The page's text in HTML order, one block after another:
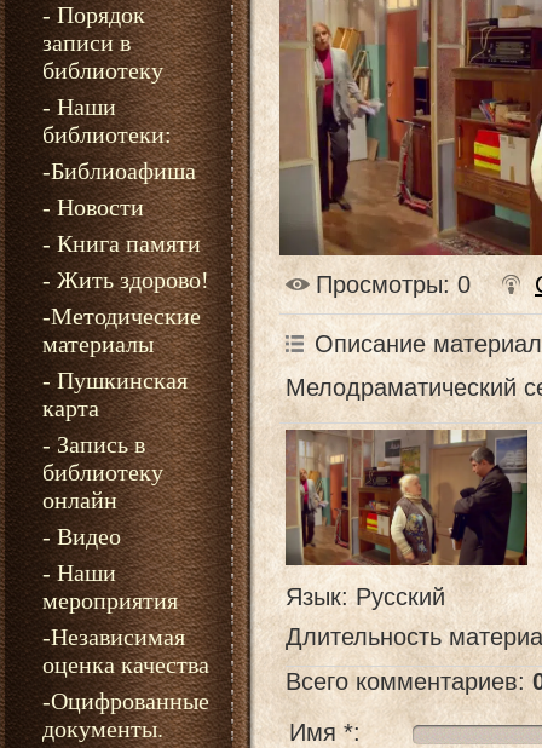
- Порядок
записи в
библиотеку
- Наши
библиотеки:
-Библиоафиша
- Новости
- Книга памяти
- Жить здорово!
-Методические
материалы
- Пушкинская
карта
- Запись в
библиотеку
онлайн
- Видео
- Наши
мероприятия
-Независимая
оценка качества
-Оцифрованные
документы.
Просмотры: 0
Описание
Мелодраматический
Язык: Русский
Длительность
Всего комментариев:
Имя *: